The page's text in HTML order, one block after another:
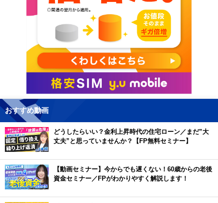
おすすめ動画
どうしたらいい？金利上昇時代の住宅ローン／まだ”大
丈夫”と思っていませんか？【FP無料セミナー】
【動画セミナー】今からでも遅くない！60歳からの老後
資金セミナー／FPがわかりやすく解説します！